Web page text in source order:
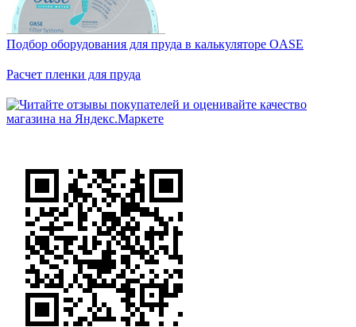
Подбор оборудования для пруда в калькуляторе OASE
Расчет пленки для пруда